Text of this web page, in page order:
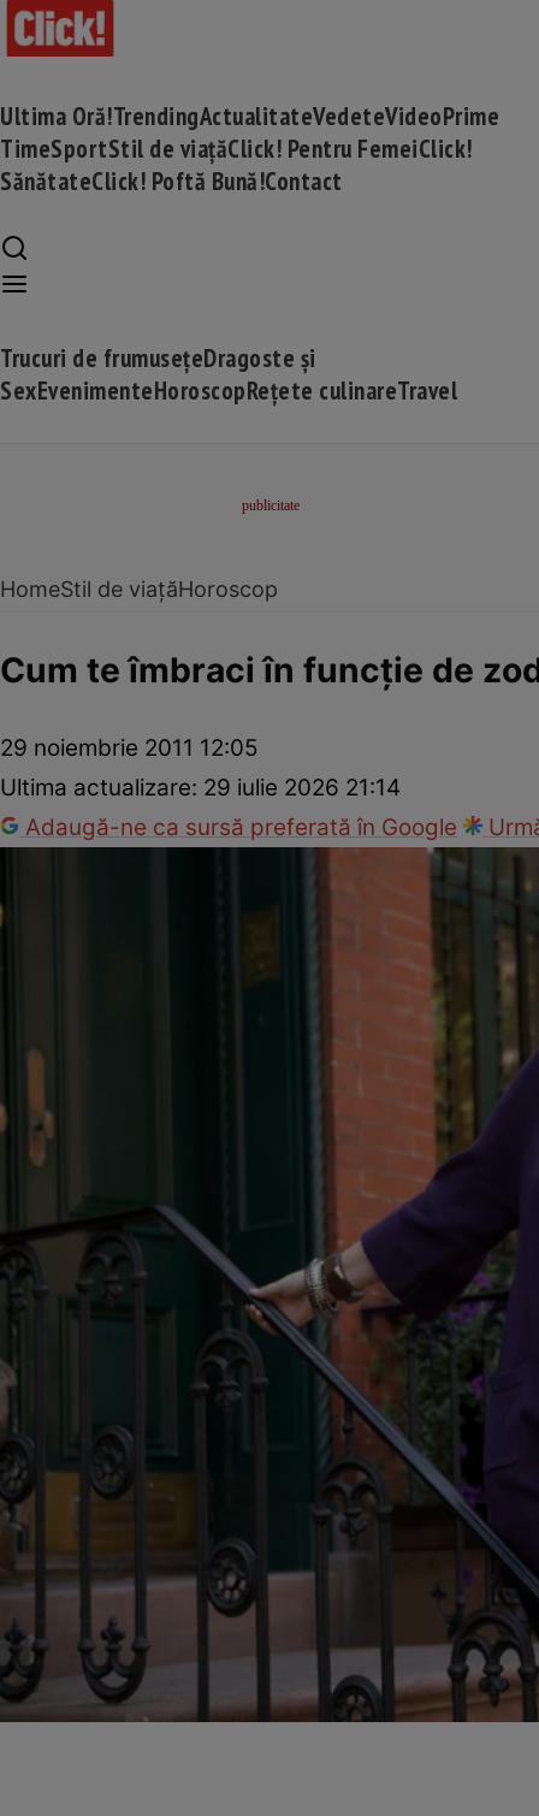
Ultima Oră!TrendingActualitateVedeteVideoPrime
TimeSportStil de viațăClick! Pentru FemeiClick!
SănătateClick! Poftă Bună!Contact
Trucuri de frumusețeDragoste și
SexEvenimenteHoroscopRețete culinareTravel
HomeStil de viațăHoroscop
Cum te îmbraci în funcţie de
29 noiembrie 2011 12:05
Ultima actualizare: 29 iulie 2026 21:14
Adaugă-ne ca sursă preferată în Google